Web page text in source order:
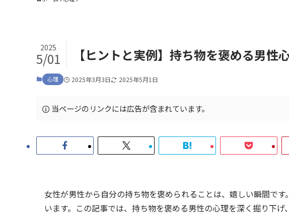
【ヒントと実例】持ち物を褒める男性
2025
5/01
心理 2025年3月3日 2025年5月1日
当ページのリンクには広告が含まれています。
女性が男性から自分の持ち物を褒められることは、嬉しい瞬間で
います。この記事では、持ち物を褒める男性の心理を深く掘り下